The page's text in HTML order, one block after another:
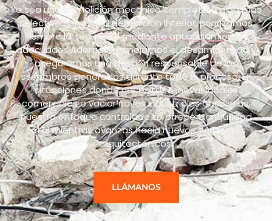
Ya sea una demolición mecánica completa o algo más
selectivo como una demolición interior, priorizamos
siempre la seguridad mediante apuntalamientos
adecuados.Además, manejamos el desamiantado y
aseguramos una gestión responsable de los
escombros generados durante todo el proceso. En
situaciones donde necesitas renovar locales
comerciales o vaciar naves industriales obsoletas,
nuestro enfoque controlado te ofrece tranquilidad
total mientras avanzas hacia nuevos horizontes
arquitectónicos.
LLÁMANOS